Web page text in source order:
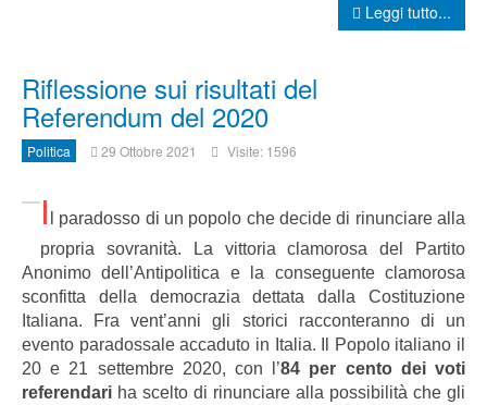
Leggi tutto...
Riflessione sui risultati del
Referendum del 2020
Politica 29 Ottobre 2021 Visite: 1596
I
l paradosso di un popolo che decide di rinunciare alla
propria sovranità. La vittoria clamorosa del Partito
Anonimo dell’Antipolitica e la conseguente clamorosa
sconfitta della democrazia dettata dalla Costituzione
Italiana.
Fra vent’anni gli storici racconteranno di un
evento paradossale accaduto in Italia.
Il Popolo italiano il
20 e 21 settembre 2020, con l’84 per cento dei voti
referendari ha scelto di rinunciare alla possibilità che gli